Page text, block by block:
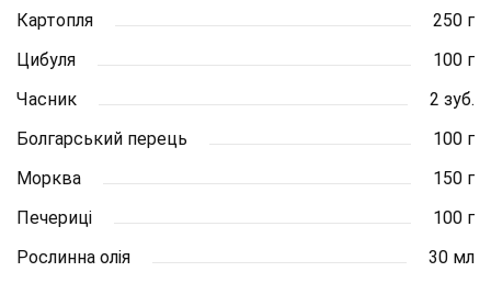
Картопля
250 г
Цибуля
100 г
Часник
2 зуб.
Болгарський перець
100 г
Морква
150 г
Печериці
100 г
Рослинна олія
30 мл